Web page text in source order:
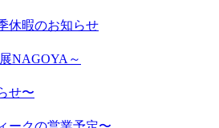
休暇のお知らせ
NAGOYA～
せ〜